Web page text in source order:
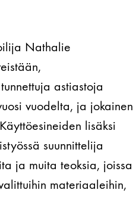
Nathalie
astiastoja
vuodelta, ja jokainen
lisäksi
suunnittelija
ja muita teoksia, joissa
materiaaleihin,